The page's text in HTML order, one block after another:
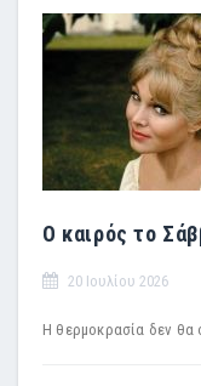
Ο καιρός το
20 Ιουλίου 2026
Η θερμοκρασία δεν θα